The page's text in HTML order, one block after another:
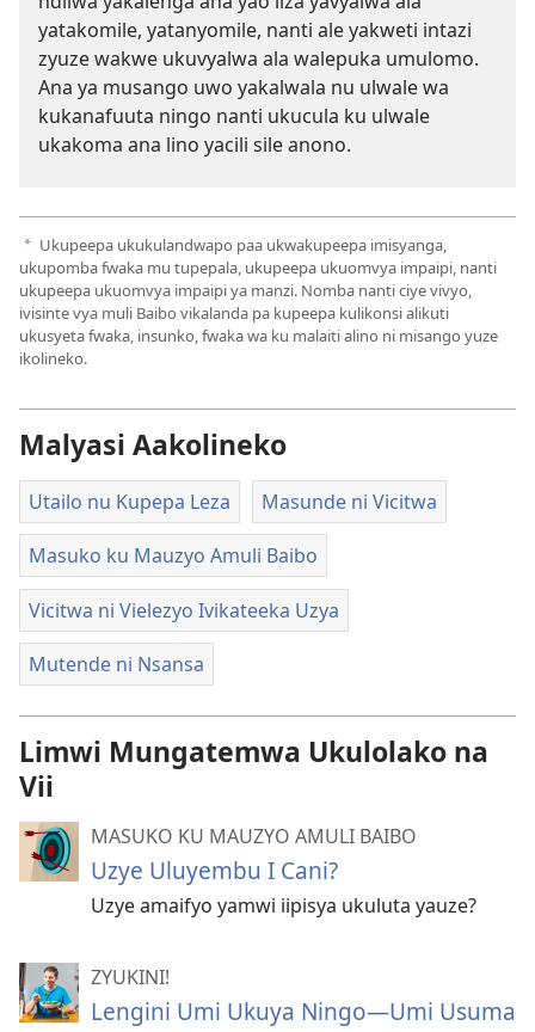
yatakomile, yatanyomile, nanti ale yakweti intazi
zyuze wakwe ukuvyalwa ala walepuka umulomo.
Ana ya musango uwo yakalwala nu ulwale wa
kukanafuuta ningo nanti ukucula ku ulwale
ukakoma ana lino yacili sile anono.
a Ukupeepa ukukulandwapo paa ukwakupeepa imisyanga,
ukupomba fwaka mu tupepala, ukupeepa ukuomvya impaipi, nanti
ukupeepa ukuomvya impaipi ya manzi. Nomba nanti ciye vivyo,
ivisinte vya muli Baibo vikalanda pa kupeepa kulikonsi alikuti
ukusyeta fwaka, insunko, fwaka wa ku malaiti alino ni misango yuze
ikolineko.
Malyasi Aakolineko
Utailo nu Kupepa Leza Masunde ni Vicitwa
Masuko ku Mauzyo Amuli Baibo
Vicitwa ni Vielezyo Ivikateeka Uzya
Mutende ni Nsansa
Limwi Mungatemwa Ukulolako na
Vii
MASUKO KU MAUZYO AMULI BAIBO
Uzye Uluyembu I Cani?
Uzye amaifyo yamwi iipisya ukuluta yauze?
ZYUKINI!
Lengini Umi Ukuya Ningo—Umi Usuma